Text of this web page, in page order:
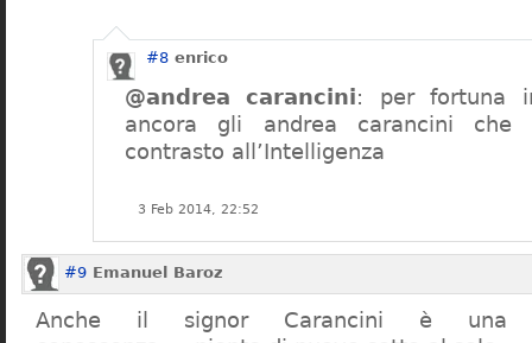
#8 enrico
@andrea carancini: per fortuna
ancora gli andrea carancini
contrasto all’Intelligenza
3 Feb 2014, 22:52
#9 Emanuel Baroz
Anche il signor Carancini è una